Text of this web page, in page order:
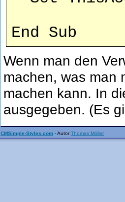
End Sub
Wenn man den
machen, was man
machen kann. In
ausgegeben. (Es
CMSimple-Styles.com - Autor:Thomas Möller